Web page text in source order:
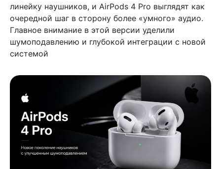
линейку наушников, и AirPods 4 Pro выглядят как
очередной шаг в сторону более «умного» аудио.
Главное внимание в этой версии уделили
шумоподавлению и глубокой интеграции с новой
системой